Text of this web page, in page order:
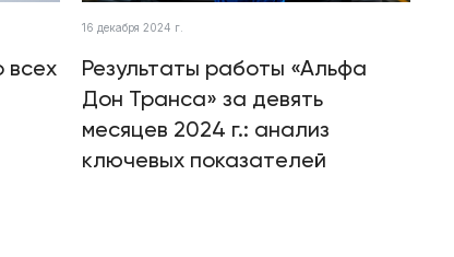
всех
16 декабря 2024 г.
Результаты работы «Альфа
Дон Транса» за девять
месяцев 2024 г.: анализ
ключевых показателей